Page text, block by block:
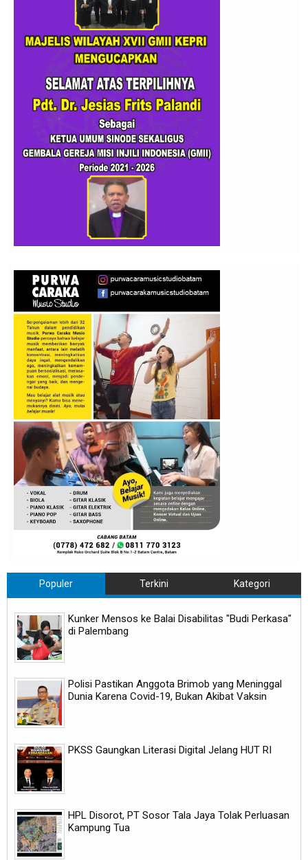
Populer Terkini Kategori
Kunker Mensos ke Balai Disabilitas "Budi Perkasa"
di Palembang
Polisi Pastikan Anggota Brimob yang Meninggal
Dunia Karena Covid-19, Bukan Akibat Vaksin
PKSS Gaungkan Literasi Digital Jelang HUT RI
HPL Disorot, PT Sosor Tala Jaya Tolak Perluasan
Kampung Tua